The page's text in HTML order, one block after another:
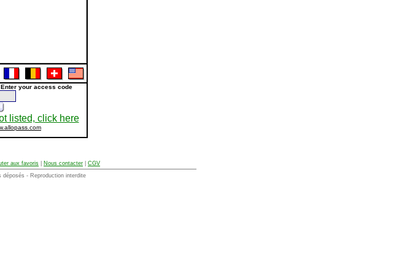
your access code
aux favoris Nous contacter
CGV
déposés - Reproduction interdite